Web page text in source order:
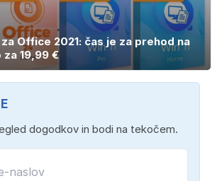
Office 2021: čas je za prehod na
19,99 €
dogodkov in bodi na tekočem.